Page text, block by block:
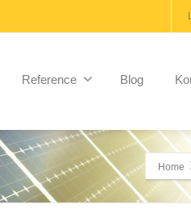
Reference Blog
Home